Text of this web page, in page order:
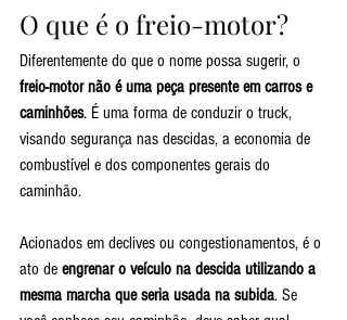
O que é o freio-motor?
Diferentemente do que o nome possa sugerir, o
freio-motor não é uma peça presente em carros e
caminhões. É uma forma de conduzir o truck,
visando segurança nas descidas, a economia de
combustível e dos componentes gerais do
caminhão.
Acionados em declives ou congestionamentos, é o
ato de engrenar o veículo na descida utilizando a
mesma marcha que seria usada na subida. Se